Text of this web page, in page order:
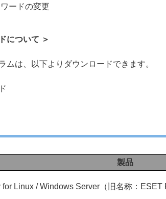
ードの変更
について ＞
ムは、以下よりダウンロードできます。
製品
Linux / Windows Server（旧名称：ESET